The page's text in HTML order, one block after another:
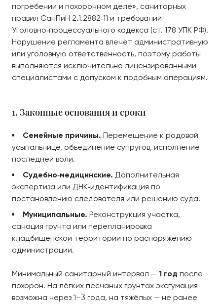
погребении и похоронном деле», санитарных
правил СанПиН 2.1.2882‑11 и требований
Уголовно‑процессуального кодекса (ст. 178 УПК РФ).
Нарушение регламента влечёт административную
или уголовную ответственность, поэтому работы
выполняются исключительно лицензированными
специалистами с допуском к подобным операциям.
1. Законные основания и сроки
Семейные причины. Перемещение к родовой
усыпальнице, объединение супругов, исполнение
последней воли.
Судебно‑медицинские. Дополнительная
экспертиза или ДНК‑идентификация по
постановлению следователя или решению суда.
Муниципальные. Реконструкция участка,
санация грунта или перепланировка
кладбищенской территории по распоряжению
администрации.
Минимальный санитарный интервал — 1 год после
похорон. На лёгких песчаных грунтах эксгумация
возможна через 1–3 года, на тяжёлых — не ранее